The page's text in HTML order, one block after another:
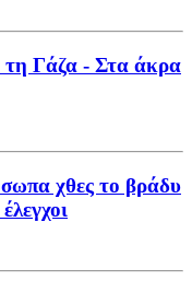
τη Γάζα - Στα άκρα
χθες το βράδυ